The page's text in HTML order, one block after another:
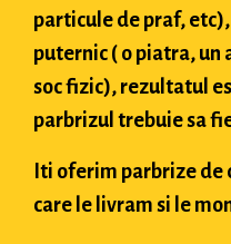
particule de praf,
puternic ( o piatra, un
soc fizic), rezultatul
parbrizul trebuie sa
Iti oferim parbrize de
care le livram si le